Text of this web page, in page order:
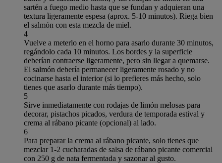
sartén a fuego medio hasta que se fundan y adquieran una
textura ligeramente espesa (aprox. 5-10 minutos). Riega bien
el salmón con esta mezcla de miel.
4
Vuelve a meterlo en el horno para asarlo durante 30 minutos,
regándolo cada 10 minutos. Los bordes y la superficie
deberían contraerse ligeramente, pero sin llegar a quemarse.
El salmón debería permanecer ligeramente rosado y no
cocinarse hasta el interior (si lo prefieres más hecho, solo
tienes que asarlo durante más tiempo).
5
Sirve inmediatamente con rodajas de limón melosas para
decorar, pistachos picados, verdura de temporada estival y
crema al rábano picante (opcional) al lado.
6
Para preparar la crema al rábano picante, solo tienes que
mezclar 1-2 cucharadas de salsa de rábano picante comercial
con 250 g de nata fermentada y sazonar al gusto.